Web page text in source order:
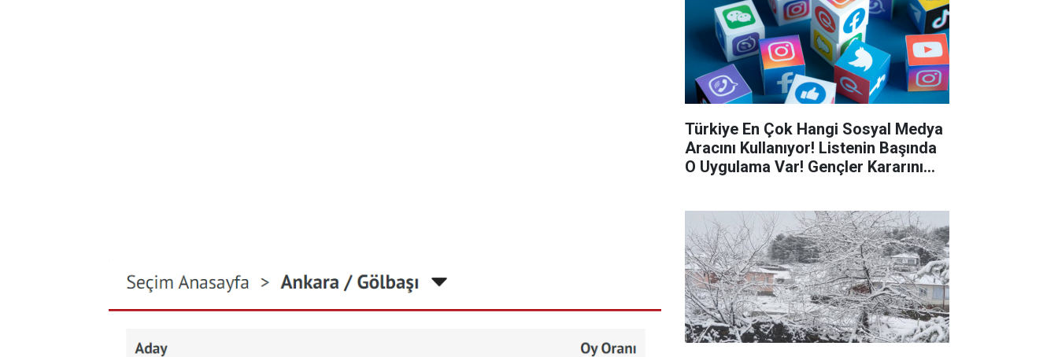
Türkiye En Çok Hangi Sosyal Medya
Aracını Kullanıyor! Listenin Başında
O Uygulama Var! Gençler Kararını